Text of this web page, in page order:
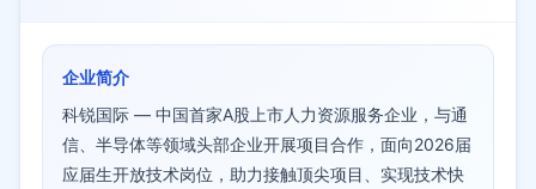
企业简介
科锐国际 — 中国首家A股上市人力资源服务企业，与通
信、半导体等领域头部企业开展项目合作，面向2026届
应届生开放技术岗位，助力接触顶尖项目、实现技术快